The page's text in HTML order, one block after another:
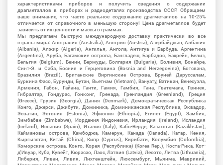
характеристиками приборов и получить сведения о содержании
драгметаллов в приборах и радиодеталях производства СССР. Обращаем
ваше внимание, что часто реальное содержание драгметаллов на 10-25%
отличается от справочного в меньшую сторону! Цена драгметаллов будет
зависить от их ценности и массы в граммах.
Мы предлагаем быструю международную доставку практически во все
страны мира: Австралия (Australia), Австрия (Austria), Азербайджан, Албания
(Albania), Алжир (Algeria), Ангилья, Ангола, Антигуа и Барбуда, Аргентина
(Argentina), Аруба, Багамские острова, Бангладеш, Барбадос, Бахрейн, Белиз,
Бельгия (Belgium), Бенин, Бермуды, Болгария (Bulgaria), Боливия, Бонайре,
Синт-Э. и Саба, Босния и Герцеговина (Bosnia and Herzegovina), Ботсвана,
Бразилия (Brazil), Британские Виргинские Острова, Бруней Даруссалам,
Буркина Фасо, Бурунди, Бутан, Вьетнам (Vietnam), Вануату, Ватикан, Венесуэла,
Армения, Габон, Гайана, Гаити, Гамия, Гамбия, Гана, Гватемала, Гвинея,
Гибралтар, Гондурас, Гонконг, Гренада, Гренландия (Greenland), Греция
(Greece), Грузия (Georgia), Дания (Denmark), Демократическая Республика
Конго, Джерси, Джибути, Доминика, Доминиканская Республика, Эквадор,
Эсватин, Эстония (Estonia), Эфиопия (Ethiopia), Египет (Egypt), Замбия,
Зимбабве (Zimbabwe), Иордания Индонезия, Ирландия (Ireland), Исландия
(Iceland), Испания (Spain), Италия (Italy), Кабо-Верде, Казахстан (Kazakhstan),
Каймановы острова, Камбоджа, Камерун, Канада (Canada), Катар, Кения,
Кыргызстан, Китай (China), Кипр (Cyprus), Кирибати, Колумбия (Colombia),
Коморские острова, Конго, Корея (Республика) (Korea Rep.), Коста-Рика, Кот-
д'Ивуар, Куба, Кувейт, Кюрасао, Лаос, Латвия (Latvia), Лесото, Литва (Lithuania),
Либерия, Ливан, Ливия, Лихтенштейн, Люксембург, Мьянма, Маврикий,